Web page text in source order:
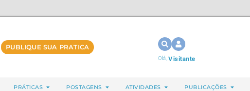
PUBLIQUE SUA PRATICA
Olá,Visitante
PRÁTICAS POSTAGENS ATIVIDADES PUBLICAÇÕES